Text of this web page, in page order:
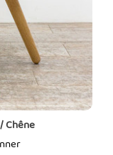
Chêne